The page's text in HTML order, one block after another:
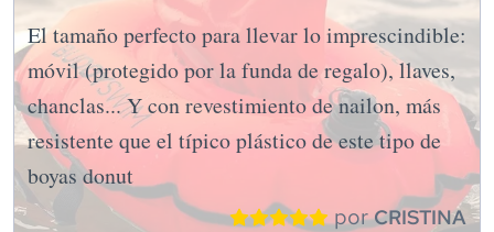
El tamaño perfecto para llevar lo imprescindible:
móvil (protegido por la funda de regalo), llaves,
chanclas... Y con revestimiento de nailon, más
resistente que el típico plástico de este tipo de
boyas donut
porCRISTINA